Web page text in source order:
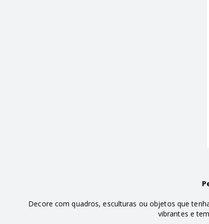
Decore com quadros, esculturas ou objetos que
vibrantes e